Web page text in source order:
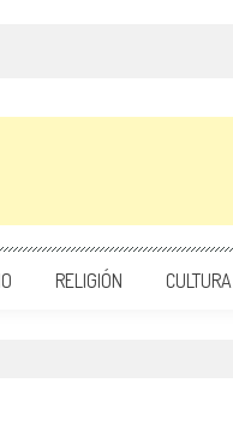
RELIGIÓN CULTURA